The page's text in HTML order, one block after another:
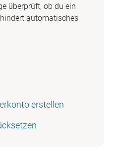
überprüft, ob du ein
automatisches
erstellen